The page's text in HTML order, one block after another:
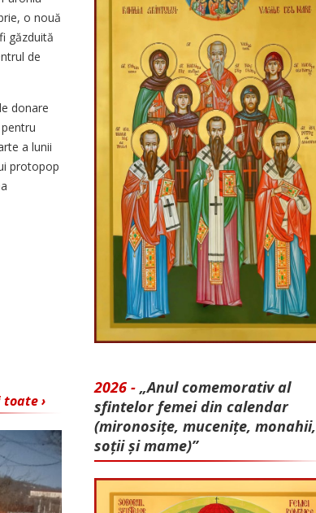
o nouă
găzduită
de
donare
a lunii
protopop
toate ›
2026 - „Anul comemorativ al
sfintelor femei din calendar
(mironosițe, mu­cenițe, monahii,
soții și mame)”